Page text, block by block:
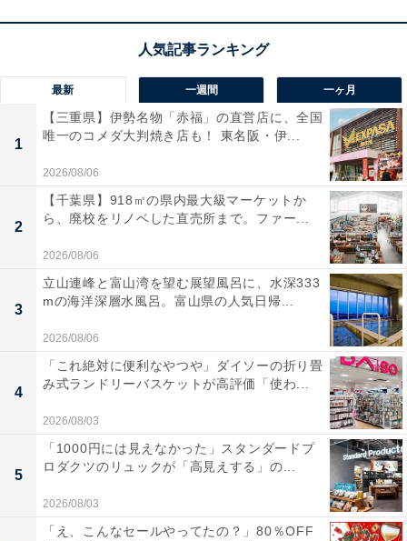
最新 一週間 一ヶ月
1
【三重県】伊勢名物「赤福」の直営店に、全国
唯一のコメダ大判焼き店も！ 東名阪・伊...
2026/08/06
2
【千葉県】918㎡の県内最大級マーケットか
ら、廃校をリノベした直売所まで。ファー...
2026/08/06
3
立山連峰と富山湾を望む展望風呂に、水深333
mの海洋深層水風呂。富山県の人気日帰...
2026/08/06
4
「これ絶対に便利なやつや」ダイソーの折り畳
み式ランドリーバスケットが高評価「使わ...
2026/08/03
5
「1000円には見えなかった」スタンダードプ
ロダクツのリュックが「高見えする」の...
2026/08/03
「え、こんなセールやってたの？」80％OFF